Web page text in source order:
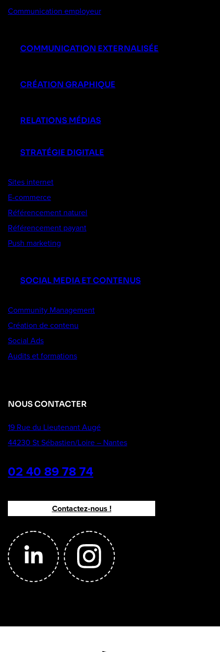
Communication employeur
COMMUNICATION EXTERNALISÉE
CRÉATION GRAPHIQUE
RELATIONS MÉDIAS
STRATÉGIE DIGITALE
Sites internet
E-commerce
Référencement naturel
Référencement payant
Push marketing
SOCIAL MEDIA ET CONTENUS
Community Management
Création de contenu
Social Ads
Audits et formations
NOUS CONTACTER
19 Rue du Lieutenant Augé
44230 St Sébastien/Loire – Nantes
02 40 89 78 74
Contactez-nous !